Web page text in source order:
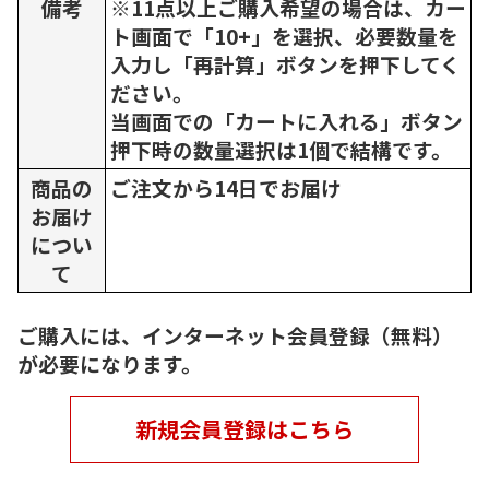
備考
※11点以上ご購入希望の場合は、カー
ト画面で「10+」を選択、必要数量を
入力し「再計算」ボタンを押下してく
ださい。
当画面での「カートに入れる」ボタン
押下時の数量選択は1個で結構です。
商品の
お届け
につい
て
ご注文から14日でお届け
ご購入には、インターネット会員登録（無料）
が必要になります。
新規会員登録はこちら